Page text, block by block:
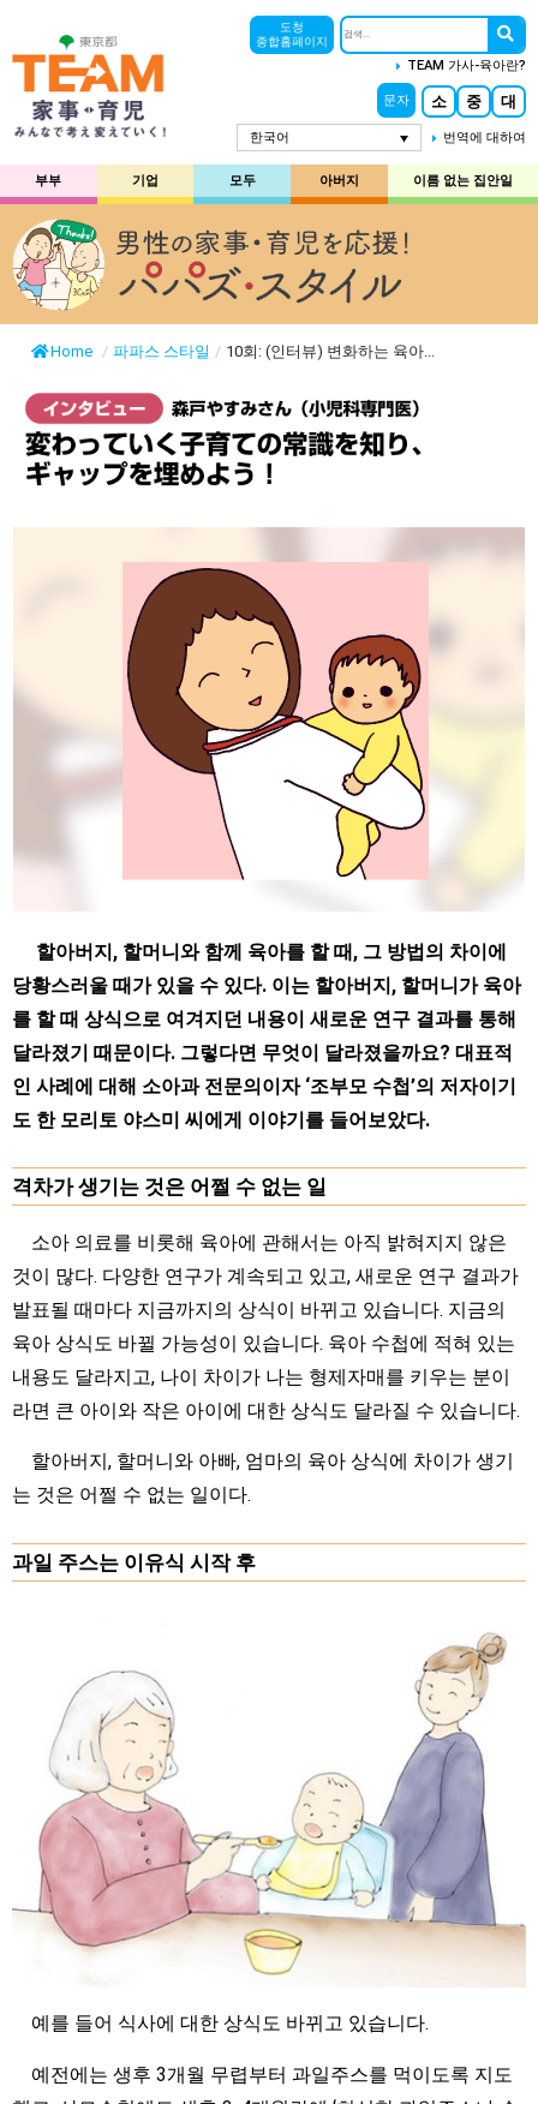
도청
종합홈페이지
TEAM 가사-육아란?
문자 소 중 대
한국어 번역에 대하여
부부 기업 모두 아버지 이름 없는 집안일
Home / 파파스 스타일 / 10회: (인터뷰) 변화하는 육아...
할아버지, 할머니와 함께 육아를 할 때, 그 방법의 차이에
당황스러울 때가 있을 수 있다. 이는 할아버지, 할머니가 육아
를 할 때 상식으로 여겨지던 내용이 새로운 연구 결과를 통해
달라졌기 때문이다. 그렇다면 무엇이 달라졌을까요? 대표적
인 사례에 대해 소아과 전문의이자 ‘조부모 수첩’의 저자이기
도 한 모리토 야스미 씨에게 이야기를 들어보았다.
격차가 생기는 것은 어쩔 수 없는 일
소아 의료를 비롯해 육아에 관해서는 아직 밝혀지지 않은
것이 많다. 다양한 연구가 계속되고 있고, 새로운 연구 결과가
발표될 때마다 지금까지의 상식이 바뀌고 있습니다. 지금의
육아 상식도 바뀔 가능성이 있습니다. 육아 수첩에 적혀 있는
내용도 달라지고, 나이 차이가 나는 형제자매를 키우는 분이
라면 큰 아이와 작은 아이에 대한 상식도 달라질 수 있습니다.
할아버지, 할머니와 아빠, 엄마의 육아 상식에 차이가 생기
는 것은 어쩔 수 없는 일이다.
과일 주스는 이유식 시작 후
예를 들어 식사에 대한 상식도 바뀌고 있습니다.
예전에는 생후 3개월 무렵부터 과일주스를 먹이도록 지도